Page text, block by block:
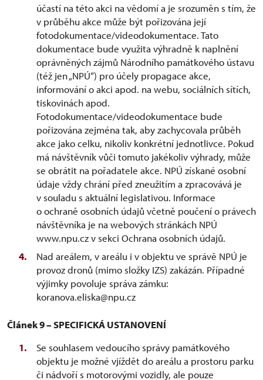
účastí na této akci na vědomí a je srozuměn s tím, že
v průběhu akce může být pořizována její
fotodokumentace/videodokumentace. Tato
dokumentace bude využita výhradně k naplnění
oprávněných zájmů Národního památkového ústavu
(též jen „NPÚ“) pro účely propagace akce,
informování o akci apod. na webu, sociálních sítích,
tiskovinách apod.
Fotodokumentace/videodokumentace bude
pořizována zejména tak, aby zachycovala průběh
akce jako celku, nikoliv konkrétní jednotlivce. Pokud
má návštěvník vůči tomuto jakékoliv výhrady, může
se obrátit na pořadatele akce. NPÚ získané osobní
údaje vždy chrání před zneužitím a zpracovává je
v souladu s aktuální legislativou. Informace
o ochraně osobních údajů včetně poučení o právech
návštěvníka je na webových stránkách NPÚ
www.npu.cz v sekci Ochrana osobních údajů.
Nad areálem, v areálu i v objektu ve správě NPÚ je
provoz dronů (mimo složky IZS) zakázán. Případné
výjimky povoluje správa zámku:
koranova.eliska@npu.cz
Článek 9 – SPECIFICKÁ USTANOVENÍ
Se souhlasem vedoucího správy památkového
objektu je možné vjíždět do areálu a prostoru parku
či nádvoří s motorovými vozidly, ale pouze